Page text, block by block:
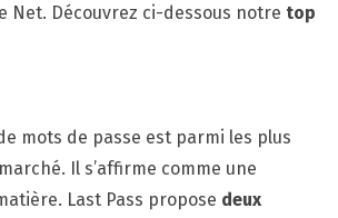
Net. Découvrez ci-dessous notre top
mots de passe est parmi les plus
Il s’affirme comme une
Last Pass propose deux